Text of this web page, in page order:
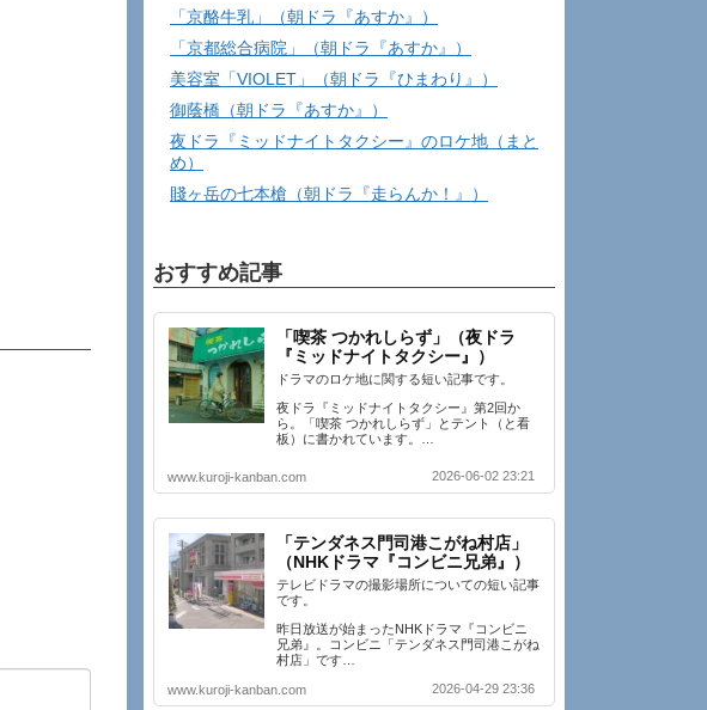
「京酪牛乳」（朝ドラ『あすか』）
「京都総合病院」（朝ドラ『あすか』）
美容室「VIOLET」（朝ドラ『ひまわり』）
御蔭橋（朝ドラ『あすか』）
夜ドラ『ミッドナイトタクシー』のロケ地（まと
め）
賤ヶ岳の七本槍（朝ドラ『走らんか！』）
おすすめ記事
「喫茶 つかれしらず」（夜ドラ
『ミッドナイトタクシー』）
ドラマのロケ地に関する短い記事です。
夜ドラ『ミッドナイトタクシー』第2回か
ら。「喫茶 つかれしらず」とテント（と看
板）に書かれています。…
www.kuroji-kanban.com 2026-06-02 23:21
「テンダネス門司港こがね村店」
（NHKドラマ『コンビニ兄弟』）
テレビドラマの撮影場所についての短い記事
です。
昨日放送が始まったNHKドラマ『コンビニ
兄弟』。コンビニ「テンダネス門司港こがね
村店」です…
www.kuroji-kanban.com 2026-04-29 23:36